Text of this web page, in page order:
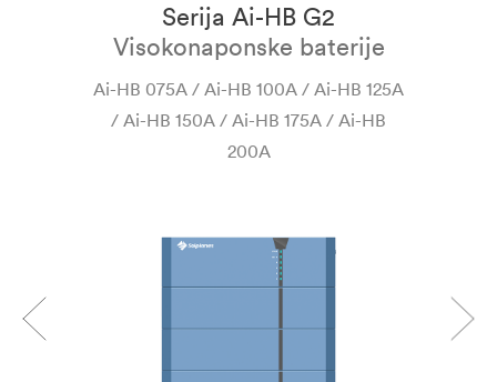
Serija Ai-HB G2
Visokonaponske baterije
Ai-HB 075A / Ai-HB 100A / Ai-HB 125A
/ Ai-HB 150A / Ai-HB 175A / Ai-HB
200A